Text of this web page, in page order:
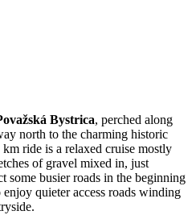
Bystrica, perched along
north to the charming historic
ride is a relaxed cruise mostly
of gravel mixed in, just
some busier roads in the beginning
quieter access roads winding